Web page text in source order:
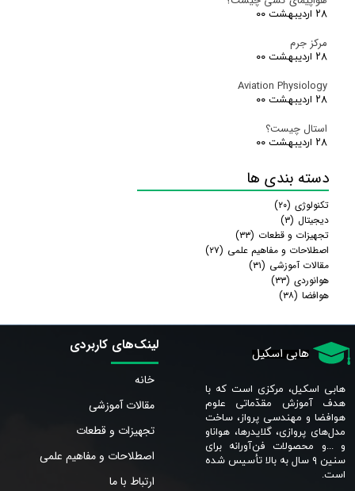
۲۸ اردیبهشت ۰۰
مرکز جرم
۲۸ اردیبهشت ۰۰
Aviation Physiology
۲۸ اردیبهشت ۰۰
استال چیست؟
۲۸ اردیبهشت ۰۰
دسته بندی ها
تکنولوژی (۲۰)
دیجیتال (۳)
تجهیزات و قطعات (۳۳)
اصطلاحات و مفاهیم علمی (۲۷)
مقالات آموزشی (۳۱)
هوانوردی (۳۳)
هوافضا (۳۸)
هابی اسکیل
هابی اسکیل، مرکزی است که با
هدف آموزش مقدّماتی علوم
هوافضا و مهندسی پرواز، ساخت
مدل‌های پروازی، گلایدرها، هواناو
و ...و محصولات فن‌آورانه برای
سنین ٩ سال به بالا تأسیس شده
است.​​​​​​​
لینک‌های کاربردی
خانه
مقالات آموزشی
تجهیزات و قطعات
اصطلاحات و مفاهیم علمی
ارتباط با ما